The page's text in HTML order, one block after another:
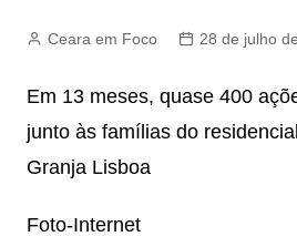
Ceara em Foco 28 de julho
Em 13 meses, quase 400
junto às famílias do
Granja Lisboa
Foto-Internet